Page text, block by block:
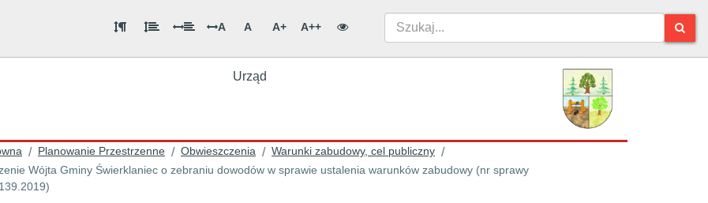
A A A+ A++
Urząd
/ Planowanie Przestrzenne / Obwieszczenia / Warunki zabudowy, cel publiczny /
Wójta Gminy Świerklaniec o zebraniu dowodów w sprawie ustalenia warunków zabudowy (nr sprawy